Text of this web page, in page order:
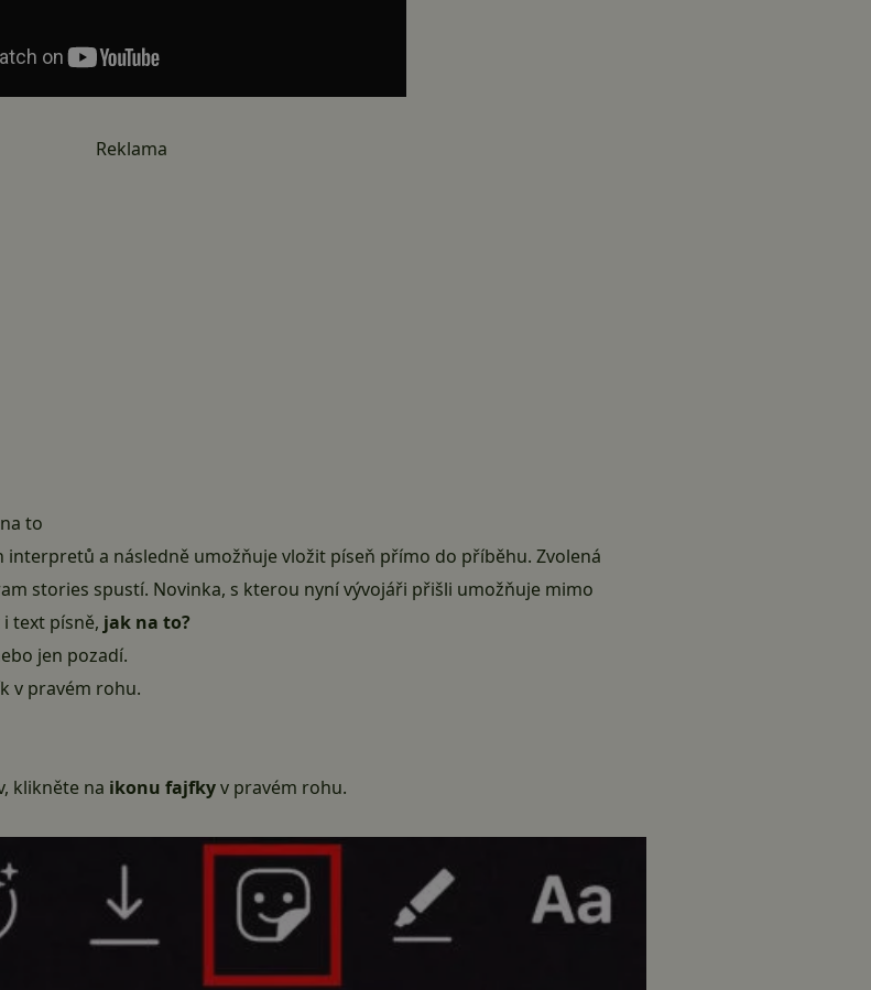
Reklama
to
a následně umožňuje vložit píseň přímo do příběhu. Zvolená
stories spustí. Novinka, s kterou nyní vývojáři přišli umožňuje mimo
text písně, jak na to?
jen pozadí.
v pravém rohu.
klikněte na ikonu fajfkyv pravém rohu.